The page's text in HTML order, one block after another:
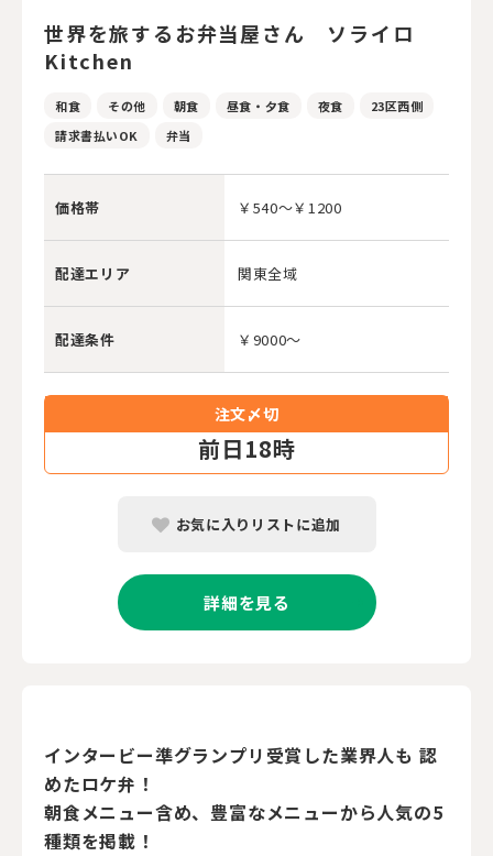
世界を旅するお弁当屋さん ソライロ
Kitchen
和食 その他 朝食 昼食・夕食 夜食
23区西側
請求書払いOK
弁当
価格帯 ￥540～￥1200
配達エリア 関東全域
配達条件 ￥9000～
注文〆切
前日18時
お気に入りリストに追加
詳細を見る
インタービー準グランプリ受賞した業界人も 認
めたロケ弁！
朝食メニュー含め、豊富なメニューから人気の5
種類を掲載！